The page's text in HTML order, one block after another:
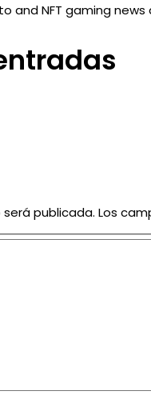
and NFT gaming
publicada. Los